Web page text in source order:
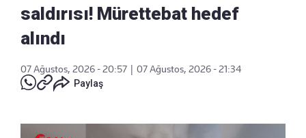
saldırısı! Mürettebat hedef
alındı
07 Ağustos, 2026 - 20:57
07 Ağustos, 2026 - 21:34
Paylaş